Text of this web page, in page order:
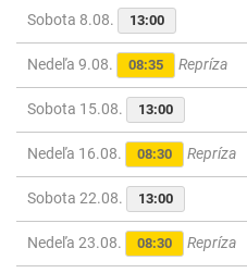
Sobota 8.08. 13:00
Nedeľa 9.08. 08:35 Repríza
Sobota 15.08. 13:00
Nedeľa 16.08. 08:30 Repríza
Sobota 22.08. 13:00
Nedeľa 23.08. 08:30 Repríza